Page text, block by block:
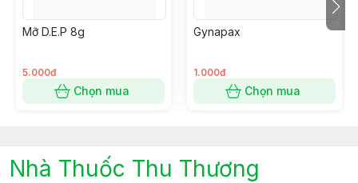
Mỡ D.E.P 8g
5.000đ
Chọn mua
Gynapax
1.000đ
Chọn mua
Nhà Thuốc Thu Thương